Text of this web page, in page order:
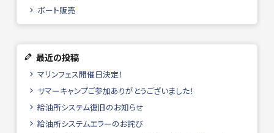
ボート販売
最近の投稿
マリンフェス開催日決定！
サマーキャンプご参加ありがとうございました！
給油所システム復旧のお知らせ
給油所システムエラーのお詫び